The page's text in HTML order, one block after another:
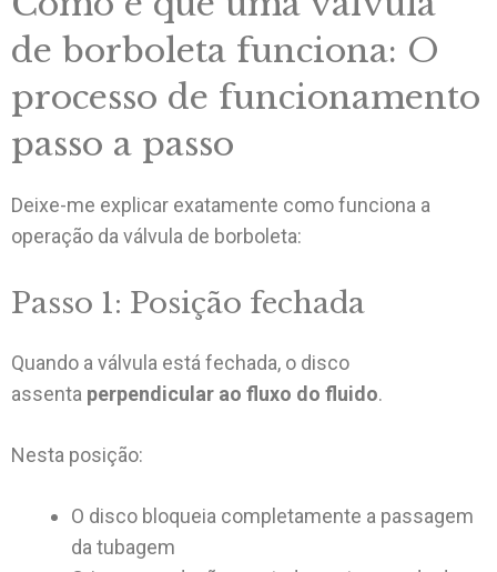
de borboleta funciona: O
processo de funcionamento
passo a passo
Deixe-me explicar exatamente como funciona a
operação da válvula de borboleta:
Passo 1: Posição fechada
Quando a válvula está fechada, o disco
assenta perpendicular ao fluxo do fluido.
Nesta posição:
O disco bloqueia completamente a passagem
da tubagem